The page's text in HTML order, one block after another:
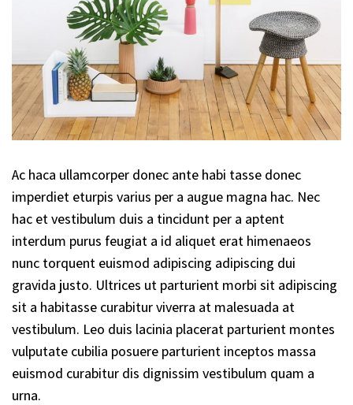
Ac haca ullamcorper donec ante habi tasse donec
imperdiet eturpis varius per a augue magna hac. Nec
hac et vestibulum duis a tincidunt per a aptent
interdum purus feugiat a id aliquet erat himenaeos
nunc torquent euismod adipiscing adipiscing dui
gravida justo. Ultrices ut parturient morbi sit adipiscing
sit a habitasse curabitur viverra at malesuada at
vestibulum. Leo duis lacinia placerat parturient montes
vulputate cubilia posuere parturient inceptos massa
euismod curabitur dis dignissim vestibulum quam a
urna.